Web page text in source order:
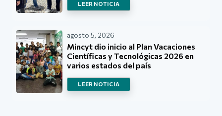
LEER NOTICIA
agosto 5, 2026
Mincyt dio inicio al Plan Vacaciones
Científicas y Tecnológicas 2026 en
varios estados del país
LEER NOTICIA